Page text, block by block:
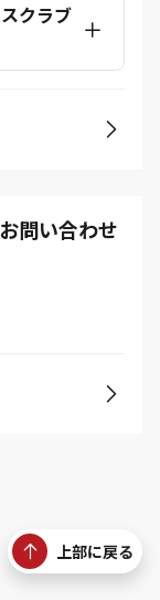
クラブ
問い合わせ
上部に戻る